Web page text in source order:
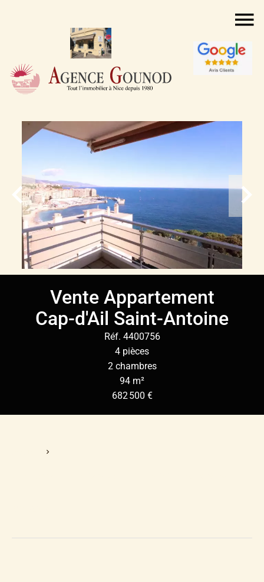
Vente Appartement
Cap-d'Ail Saint-Antoine
Réf. 4400756
4 pièces
2 chambres
94 m²
682 500 €